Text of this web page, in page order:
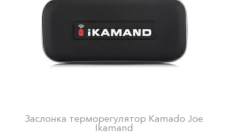
Заслонка терморегулятор Kamado Joe
Ikamand